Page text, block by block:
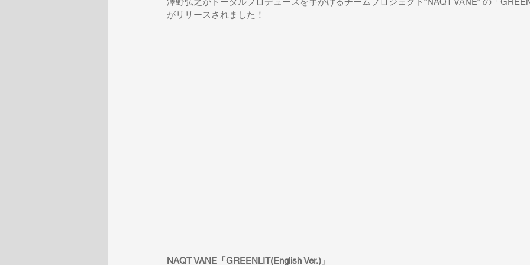
がリリースされました！
NAQT VANE「GREENLIT(English Ver.)」